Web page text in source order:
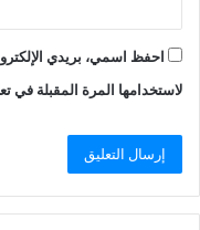
احفظ اسمي، بريدي
لاستخدامها المرة المقبلة في